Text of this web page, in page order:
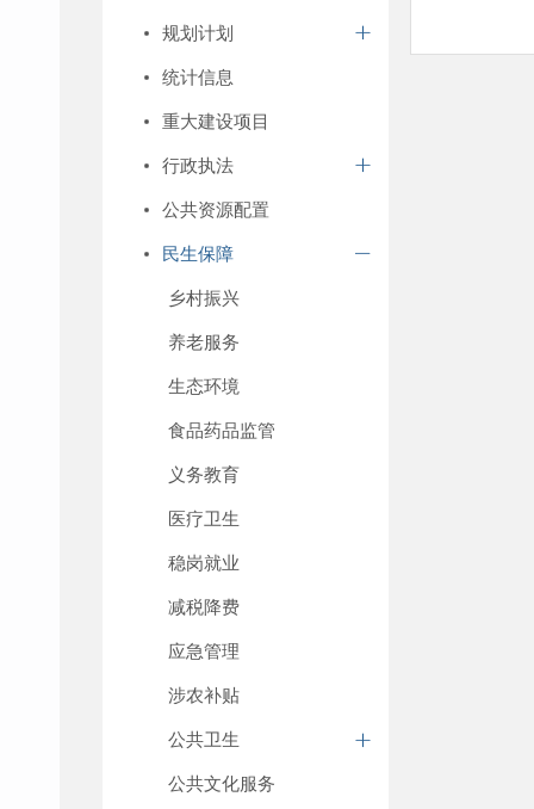
规划计划
统计信息
重大建设项目
行政执法
公共资源配置
民生保障
乡村振兴
养老服务
生态环境
食品药品监管
义务教育
医疗卫生
稳岗就业
减税降费
应急管理
涉农补贴
公共卫生
公共文化服务